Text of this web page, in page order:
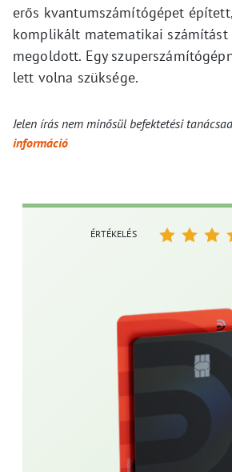
erős kvantumszámítógépet
komplikált matematikai
megoldott. Egy
lett volna szüksége.
Jelen írás nem minősül befektetési
információ
ÉRTÉKELÉS